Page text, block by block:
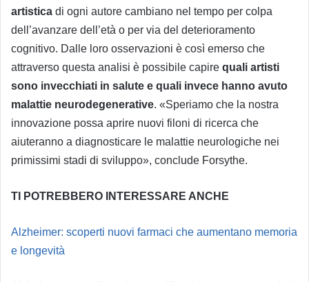
artistica di ogni autore cambiano nel tempo per colpa
dell’avanzare dell’età o per via del deterioramento
cognitivo. Dalle loro osservazioni è così emerso che
attraverso questa analisi è possibile capire quali artisti
sono invecchiati in salute e quali invece hanno avuto
malattie neurodegenerative. «Speriamo che la nostra
innovazione possa aprire nuovi filoni di ricerca che
aiuteranno a diagnosticare le malattie neurologiche nei
primissimi stadi di sviluppo», conclude Forsythe.
TI POTREBBERO INTERESSARE ANCHE
Alzheimer: scoperti nuovi farmaci che aumentano memoria
e longevità